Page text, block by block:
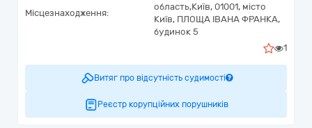
Місцезнаходження:
область,Київ, 01001, місто
Київ, ПЛОЩА ІВАНА ФРАНКА,
будинок 5
1
Витяг про відсутність судимості
Реєстр корупційних порушників